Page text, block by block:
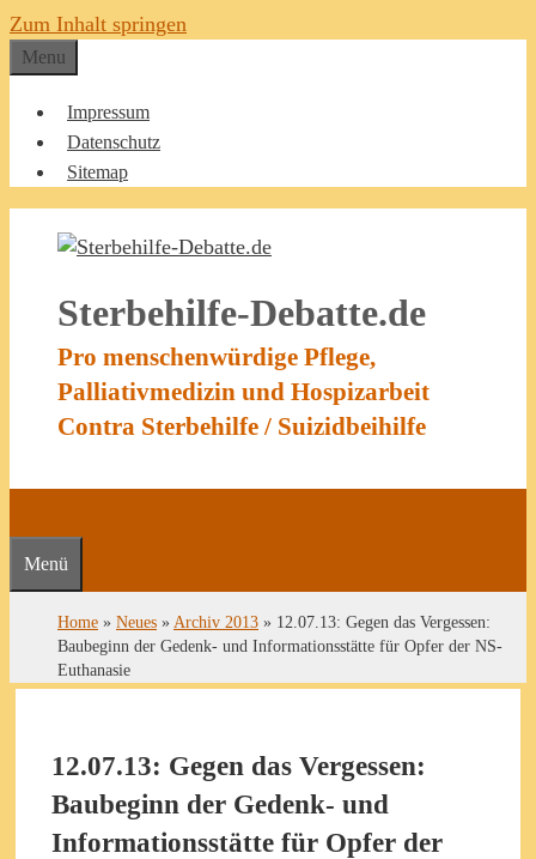
Zum Inhalt springen
Menu
Impressum
Datenschutz
Sitemap
Sterbehilfe-Debatte.de
Pro menschenwürdige Pflege,
Palliativmedizin und Hospizarbeit
Contra Sterbehilfe / Suizidbeihilfe
Menü
Home » Neues » Archiv 2013 » 12.07.13: Gegen das Vergessen:
Baubeginn der Gedenk- und Informationsstätte für Opfer der NS-
Euthanasie
12.07.13: Gegen das Vergessen:
Baubeginn der Gedenk- und
Informationsstätte für Opfer der